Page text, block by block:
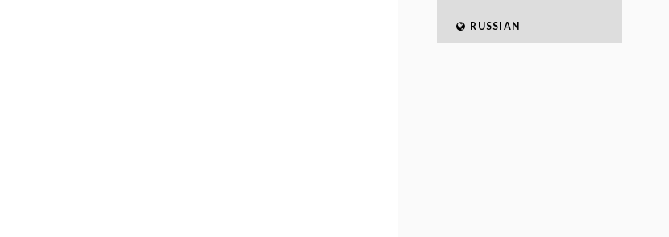
RUSSIAN